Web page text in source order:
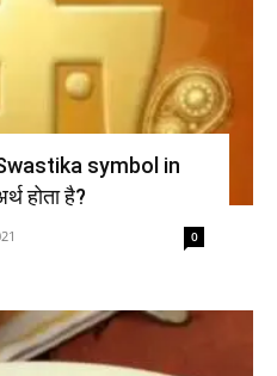
symbol in
होता है?
0